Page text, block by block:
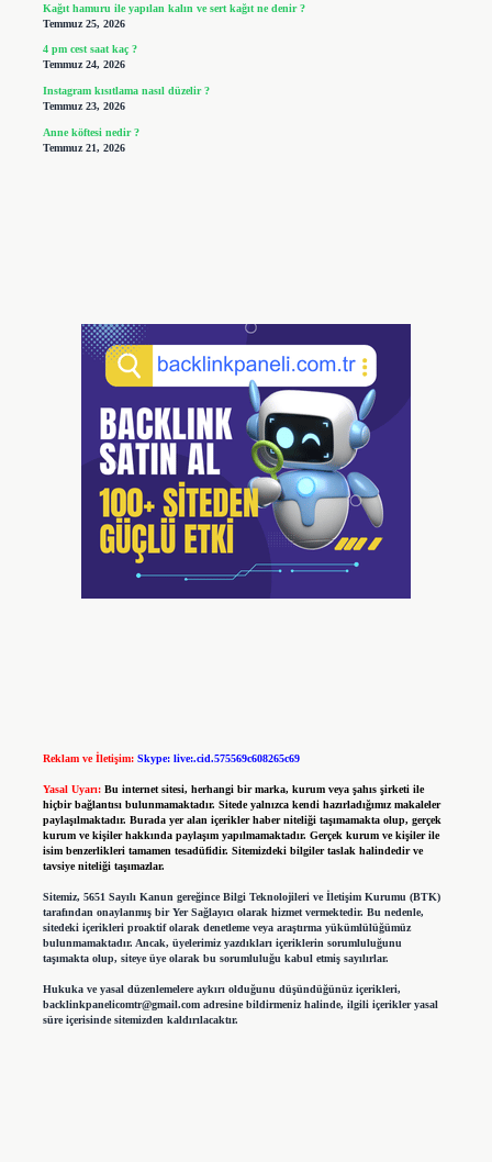
Kağıt hamuru ile yapılan kalın ve sert kağıt ne denir ?
Temmuz 25, 2026
4 pm cest saat kaç ?
Temmuz 24, 2026
Instagram kısıtlama nasıl düzelir ?
Temmuz 23, 2026
Anne köftesi nedir ?
Temmuz 21, 2026
Reklam ve İletişim: Skype: live:.cid.575569c608265c69
Yasal Uyarı: Bu internet sitesi, herhangi bir marka, kurum veya şahıs şirketi ile
hiçbir bağlantısı bulunmamaktadır. Sitede yalnızca kendi hazırladığımız makaleler
paylaşılmaktadır. Burada yer alan içerikler haber niteliği taşımamakta olup, gerçek
kurum ve kişiler hakkında paylaşım yapılmamaktadır. Gerçek kurum ve kişiler ile
isim benzerlikleri tamamen tesadüfidir. Sitemizdeki bilgiler taslak halindedir ve
tavsiye niteliği taşımazlar.
Sitemiz, 5651 Sayılı Kanun gereğince Bilgi Teknolojileri ve İletişim Kurumu (BTK)
tarafından onaylanmış bir Yer Sağlayıcı olarak hizmet vermektedir. Bu nedenle,
sitedeki içerikleri proaktif olarak denetleme veya araştırma yükümlülüğümüz
bulunmamaktadır. Ancak, üyelerimiz yazdıkları içeriklerin sorumluluğunu
taşımakta olup, siteye üye olarak bu sorumluluğu kabul etmiş sayılırlar.
Hukuka ve yasal düzenlemelere aykırı olduğunu düşündüğünüz içerikleri,
backlinkpanelicomtr@gmail.comadresine bildirmeniz halinde, ilgili içerikler yasal
süre içerisinde sitemizden kaldırılacaktır.